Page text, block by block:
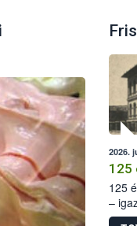
2026.
125
125
–